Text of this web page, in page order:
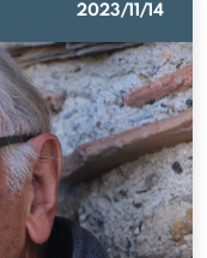
2023/11/14